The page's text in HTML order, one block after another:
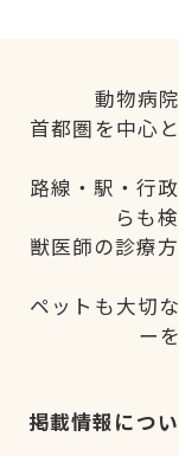
動物病
首都圏を中心
路線・駅・行
らも
獣医師の診療
ペットも大切
ー
掲載情報につ